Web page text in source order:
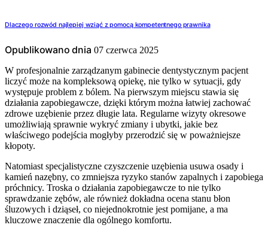
Dlaczego rozwód najlepiej wziąć z pomocą kompetentnego prawnika
Opublikowano dnia 07 czerwca 2025
W profesjonalnie zarządzanym gabinecie dentystycznym pacjent
liczyć może na kompleksową opiekę, nie tylko w sytuacji, gdy
występuje problem z bólem. Na pierwszym miejscu stawia się
działania zapobiegawcze, dzięki którym można łatwiej zachować
zdrowe uzębienie przez długie lata. Regularne wizyty okresowe
umożliwiają sprawnie wykryć zmiany i ubytki, jakie bez
właściwego podejścia mogłyby przerodzić się w poważniejsze
kłopoty.
Natomiast specjalistyczne czyszczenie uzębienia usuwa osady i
kamień nazębny, co zmniejsza ryzyko stanów zapalnych i zapobiega
próchnicy. Troska o działania zapobiegawcze to nie tylko
sprawdzanie zębów, ale również dokładna ocena stanu błon
śluzowych i dziąseł, co niejednokrotnie jest pomijane, a ma
kluczowe znaczenie dla ogólnego komfortu.